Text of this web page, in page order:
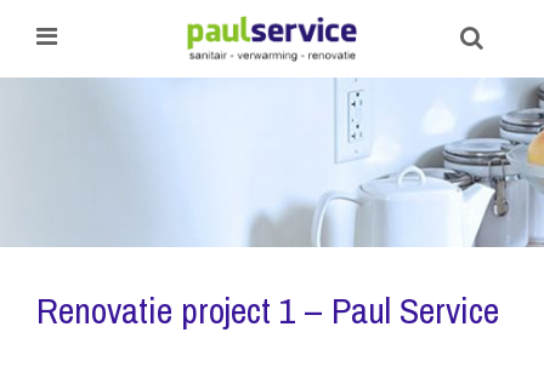
Renovatie project 1 – Paul Service